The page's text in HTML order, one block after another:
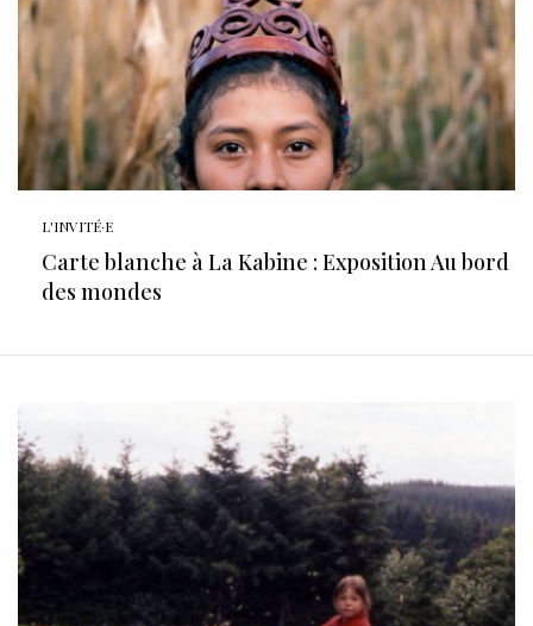
L'INVITÉ·E
Carte blanche à La Kabine : Exposition Au bord
des mondes